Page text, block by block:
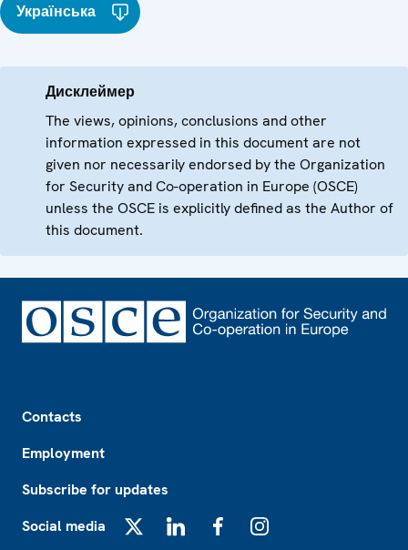
Українська
Дисклеймер
The views, opinions, conclusions and other
information expressed in this document are not
given nor necessarily endorsed by the Organization
for Security and Co-operation in Europe (OSCE)
unless the OSCE is explicitly defined as the Author of
this document.
Contacts
Employment
Subscribe for updates
Social media